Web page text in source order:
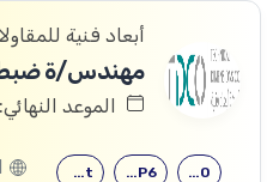
أبعاد فنية
مهندس/ة ضبط
الموعد النهائي: 31/08/2026
MS Project primavera P6 Sap2000